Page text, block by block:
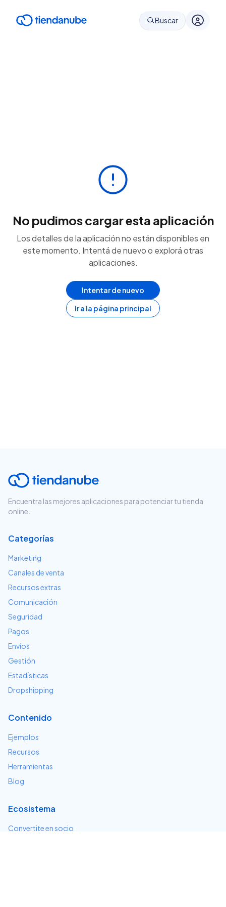
Buscar
No pudimos cargar esta aplicación
Los detalles de la aplicación no están disponibles en
este momento. Intentá de nuevo o explorá otras
aplicaciones.
Intentar de nuevo
Ir a la página principal
Encuentra las mejores aplicaciones para potenciar tu tienda
online.
Categorías
Marketing
Canales de venta
Recursos extras
Comunicación
Seguridad
Pagos
Envíos
Gestión
Estadísticas
Dropshipping
Contenido
Ejemplos
Recursos
Herramientas
Blog
Ecosistema
Convertite en socio